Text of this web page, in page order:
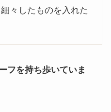
々したものを入れた
フを持ち歩いていま